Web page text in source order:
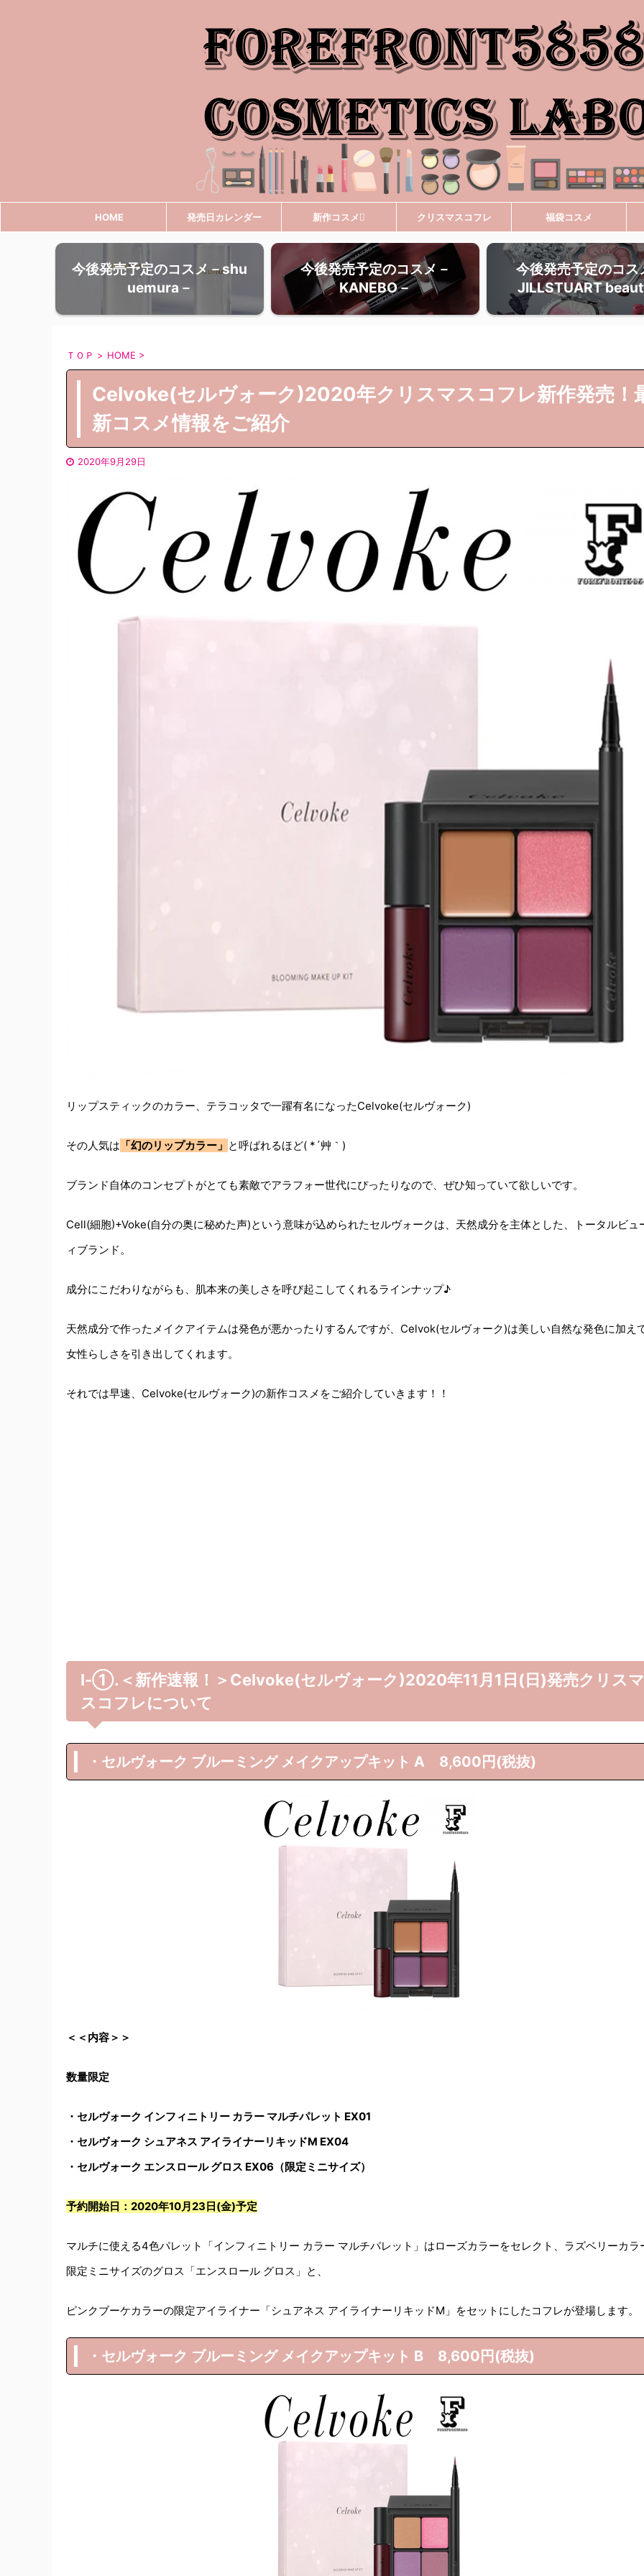
HOME 発売日カレンダー 新作コスメ クリスマスコフレ 福袋コスメ
今後発売予定のコスメ－shu
uemura－
今後発売予定のコスメ－
KANEBO－
今後発売予定のコス
JILLSTUART
ＴＯＰ > HOME >
Celvoke(セルヴォーク)2020年クリスマスコフレ新作発売！
新コスメ情報をご紹介
2020年9月29日
リップスティックのカラー、テラコッタで一躍有名になったCelvoke(セルヴォーク)
その人気は 「幻のリップカラー」 と呼ばれるほど( *´艸｀)
ブランド自体のコンセプトがとても素敵でアラフォー世代にぴったりなので、ぜひ知っていて欲しいです。
Cell(細胞)+Voke(自分の奥に秘めた声)という意味が込められたセルヴォークは、天然成分を主体とした、トータルビュ
ィブランド。
成分にこだわりながらも、肌本来の美しさを呼び起こしてくれるラインナップ♪
天然成分で作ったメイクアイテムは発色が悪かったりするんですが、Celvok(セルヴォーク)は美しい自然な発色に加え
女性らしさを引き出してくれます。
それでは早速、Celvoke(セルヴォーク)の新作コスメをご紹介していきます！！
Ⅰ-①.＜新作速報！＞Celvoke(セルヴォーク)2020年11月1日(日)発売クリスマ
スコフレについて
・セルヴォーク ブルーミング メイクアップキット A 8,600円(税抜)
＜＜内容＞＞
数量限定
・セルヴォーク インフィニトリー カラー マルチパレット EX01
・セルヴォーク シュアネス アイライナーリキッドM EX04
・セルヴォーク エンスロール グロス EX06（限定ミニサイズ）
予約開始日：2020年10月23日(金)予定
マルチに使える4色パレット「インフィニトリー カラー マルチパレット」はローズカラーをセレクト、ラズベリーカラ
限定ミニサイズのグロス「エンスロール グロス」と、
ピンクブーケカラーの限定アイライナー「シュアネス アイライナーリキッドM」をセットにしたコフレが登場します。
・セルヴォーク ブルーミング メイクアップキット B 8,600円(税抜)